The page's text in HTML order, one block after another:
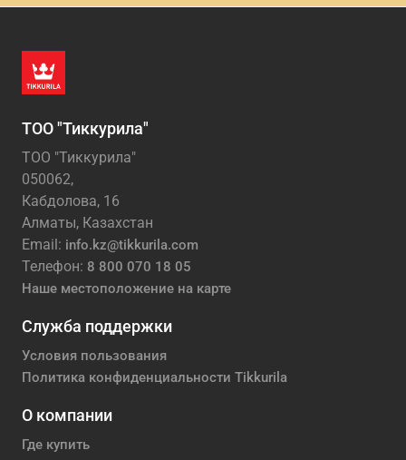
ТОО "Тиккурила"
ТОО "Тиккурила"
050062,
Кабдолова, 16
Алматы, Казахстан
Email: info.kz@tikkurila.com
Телефон: 8 800 070 18 05
Наше местоположение на карте
Служба поддержки
Условия пользования
Политика конфиденциальности Tikkurila
О компании
Где купить